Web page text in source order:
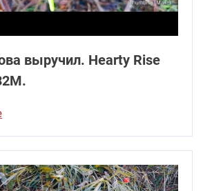
выручил. Hearty Rise